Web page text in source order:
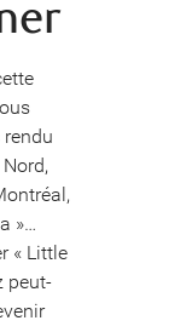
»…
« Little
peut-